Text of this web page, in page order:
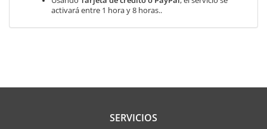
activará entre 1 hora y 8 horas..
SERVICIOS